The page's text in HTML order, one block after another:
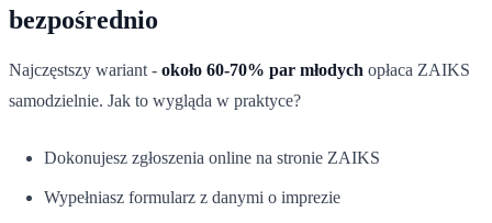
bezpośrednio
Najczęstszy wariant - około 60-70% par młodych opłaca ZAIKS
samodzielnie. Jak to wygląda w praktyce?
Dokonujesz zgłoszenia online na stronie ZAIKS
Wypełniasz formularz z danymi o imprezie